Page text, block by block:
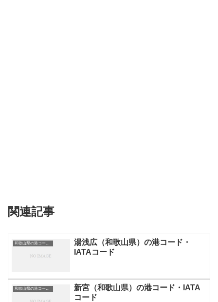
関連記事
湯浅広（和歌山県）の港コード・
IATAコード
新宮（和歌山県）の港コード・IATA
コード